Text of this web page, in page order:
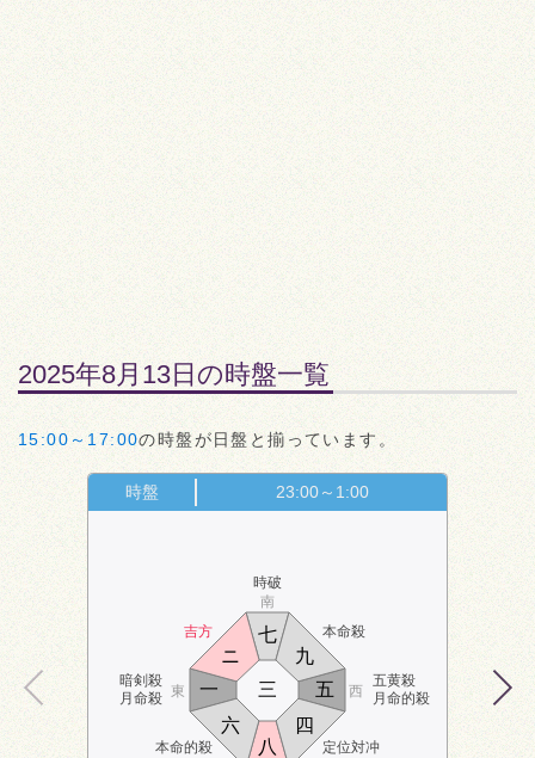
2025年8月13日の時盤一覧
15:00～17:00の時盤が日盤と揃っています。
時盤 23:00～1:00
吉方
時破
本命殺
暗剣殺
月命殺
五黄殺
月命的殺
本命的殺 定位対冲
南
東 西
八
九
一
ニ
三
四
五
六
七